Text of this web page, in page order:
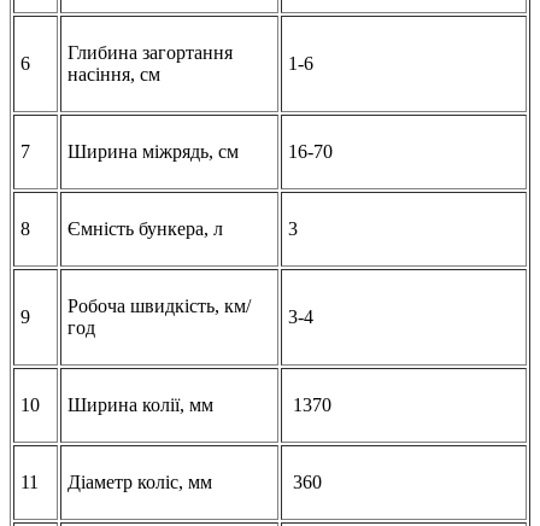
6
Глибина загортання
насіння, см
1-6
7 Ширина міжрядь, см 16-70
8 Ємність бункера, л 3
9
Робоча швидкість, км/
год
3-4
10 Ширина колії, мм 1370
11 Діаметр коліс, мм 360